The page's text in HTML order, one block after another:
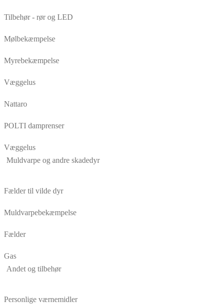
Tilbehør - rør og LED
Mølbekæmpelse
Myrebekæmpelse
Væggelus
Nattaro
POLTI damprenser
Væggelus
Muldvarpe og andre skadedyr
Fælder til vilde dyr
Muldvarpebekæmpelse
Fælder
Gas
Andet og tilbehør
Personlige værnemidler